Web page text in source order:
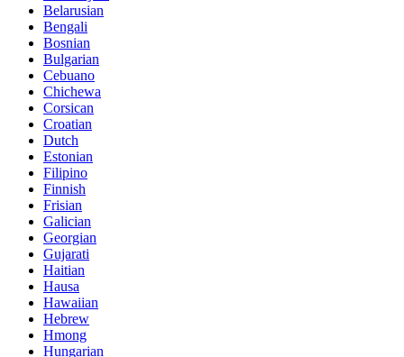
Belarusian
Bengali
Bosnian
Bulgarian
Cebuano
Chichewa
Corsican
Croatian
Dutch
Estonian
Filipino
Finnish
Frisian
Galician
Georgian
Gujarati
Haitian
Hausa
Hawaiian
Hebrew
Hmong
Hungarian